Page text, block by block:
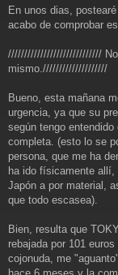
n
s
j
e
En unos dias,
acabo de comprobar
///////////////////////////// No
mismo.////////////////////
Bueno, esta mañana
urgencia, ya que su
según tengo
completa. (esto lo se
persona, que me ha
ha ido físicamente
Japón a por material,
que todo escasea).
Bien, resulta que
rebajada por 101
cojonuda, me